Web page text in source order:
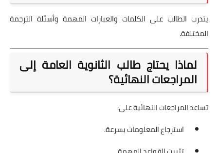
يتدرب الطالب على الكلمات والعبارات المهمة وأسئلة الترجمة
المختلفة.
لماذا يحتاج طالب الثانوية العامة إلى
المراجعات النهائية؟
تساعد المراجعات النهائية على:
استرجاع المعلومات بسرعة.